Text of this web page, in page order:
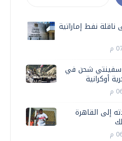
نفط إماراتية
شحن في
أوكرانية
إلى القاهرة